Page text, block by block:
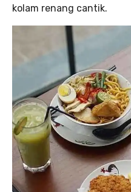
kolam renang cantik.